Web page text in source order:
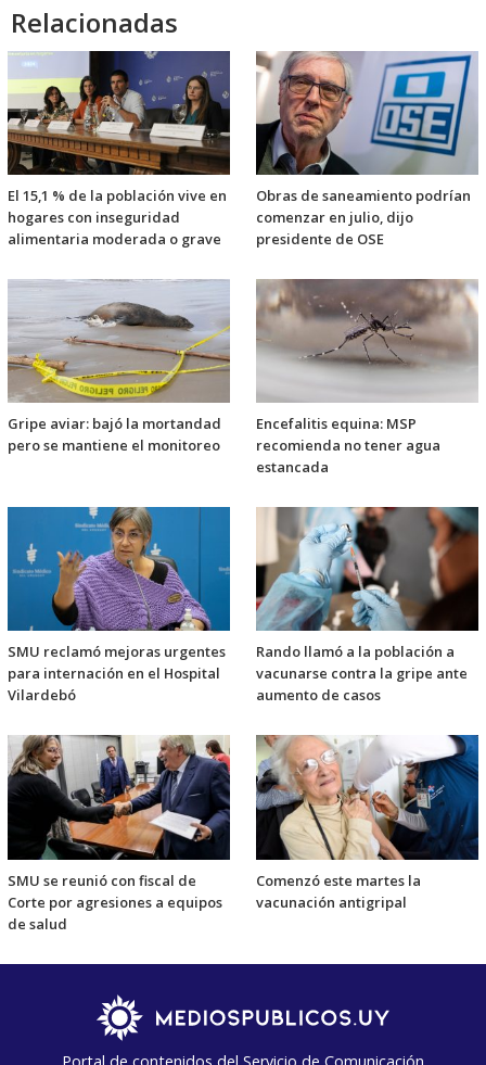
Relacionadas
El 15,1 % de la población vive en
hogares con inseguridad
alimentaria moderada o grave
Obras de saneamiento podrían
comenzar en julio, dijo
presidente de OSE
Gripe aviar: bajó la mortandad
pero se mantiene el monitoreo
Encefalitis equina: MSP
recomienda no tener agua
estancada
SMU reclamó mejoras urgentes
para internación en el Hospital
Vilardebó
Rando llamó a la población a
vacunarse contra la gripe ante
aumento de casos
SMU se reunió con fiscal de
Corte por agresiones a equipos
de salud
Comenzó este martes la
vacunación antigripal
Portal de contenidos del Servicio de Comunicación